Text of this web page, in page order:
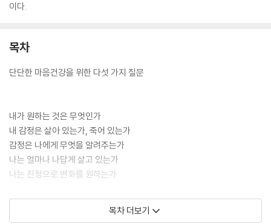
이다.
목차
단단한 마음건강을 위한 다섯 가지 질문
내가 원하는 것은 무엇인가
내 감정은 살아 있는가, 죽어 있는가
감정은 나에게 무엇을 알려주는가
나는 얼마나 나답게 살고 있는가
나는 진정으로 변화를 원하는가
첫 번째 마음공부 : 스트레스, 견디는 힘을 어떻게 키울 것인가
목차 더보기